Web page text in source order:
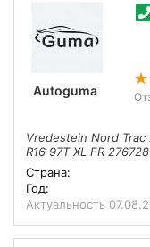
Autoguma
Vredestein Nord Trac
R16 97T XL FR 276728
Страна:
Год:
Актуальность